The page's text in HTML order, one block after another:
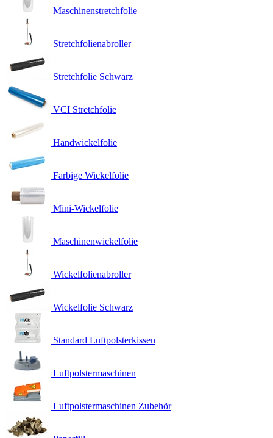
Maschinenstretchfolie
Stretchfolienabroller
Stretchfolie Schwarz
VCI Stretchfolie
Handwickelfolie
Farbige Wickelfolie
Mini-Wickelfolie
Maschinenwickelfolie
Wickelfolienabroller
Wickelfolie Schwarz
Standard Luftpolsterkissen
Luftpolstermaschinen
Luftpolstermaschinen Zubehör